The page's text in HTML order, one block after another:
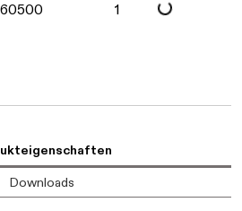
1 Daten werden
Downloads